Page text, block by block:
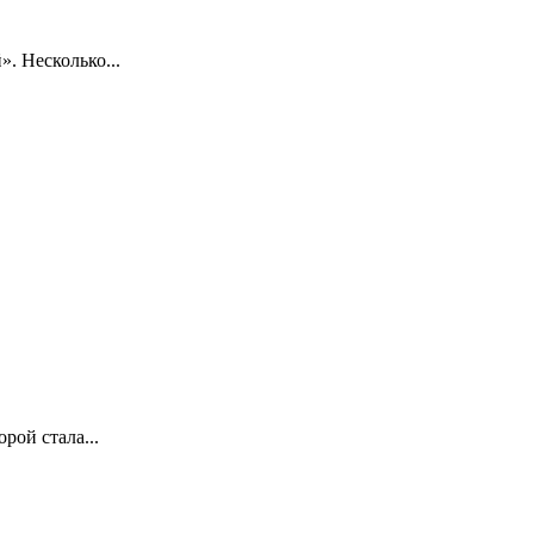
Несколько...
стала...